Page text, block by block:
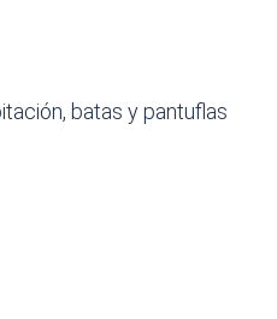
batas y pantuflas